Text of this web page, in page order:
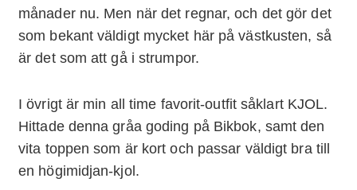
månader nu. Men när det regnar, och det gör det
som bekant väldigt mycket här på västkusten, så
är det som att gå i strumpor.
I övrigt är min all time favorit-outfit såklart KJOL.
Hittade denna gråa goding på Bikbok, samt den
vita toppen som är kort och passar väldigt bra till
en högimidjan-kjol.